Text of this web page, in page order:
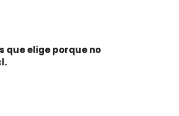
que elige porque no